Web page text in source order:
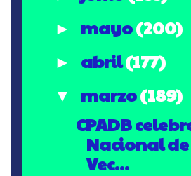
► mayo(200)
► abril(177)
▼ marzo(189)
CPADB
Nacional
Vec...